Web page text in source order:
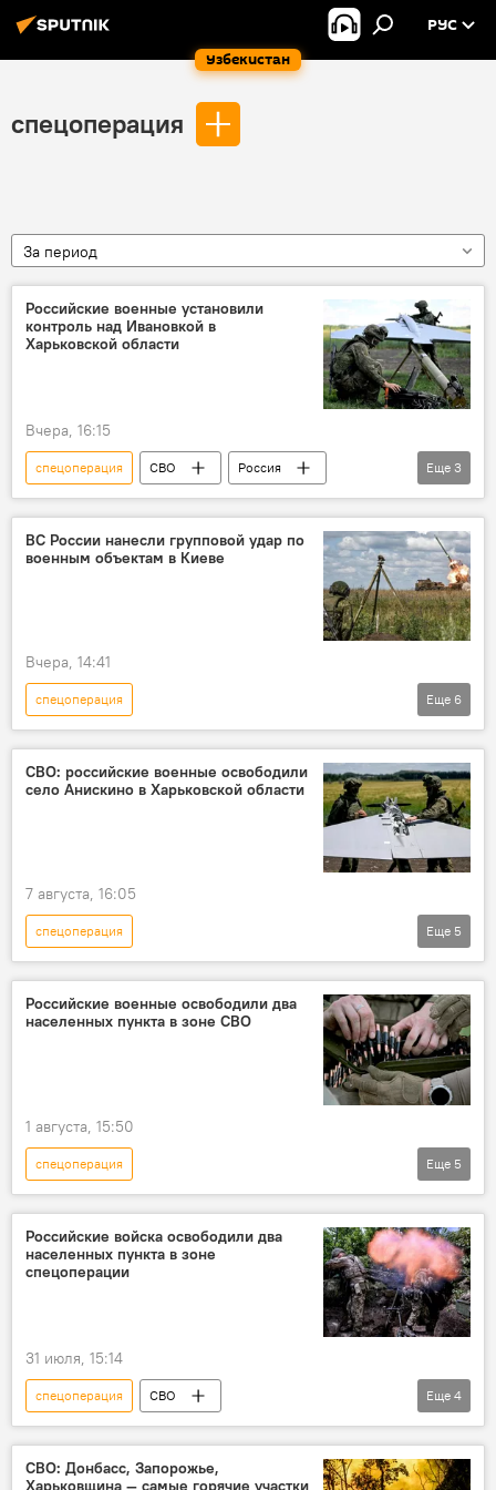
Узбекистан
РУС
спецоперация
За период
Российские военные установили
контроль над Ивановкой в
Харьковской области
Вчера, 16:15
спецоперация СВО
Россия
Украина
Спецоперация России по защите Донбасса
Минобороны РФ
Еще 3
ВС России нанесли групповой удар по
военным объектам в Киеве
Вчера, 14:41
спецоперация
Спецоперация России по защите Донбасса
Россия
Украина
СВО
Минобороны РФ
ВСУ
Еще 6
СВО: российские военные освободили
село Анискино в Харьковской области
7 августа, 16:05
спецоперация
Спецоперация России по защите Донбасса
Россия
Украина
СВО
Минобороны РФ
Еще 5
Российские военные освободили два
населенных пункта в зоне СВО
1 августа, 15:50
спецоперация
Спецоперация России по защите Донбасса
Россия
Минобороны РФ
Еще 5
Российские войска освободили два
населенных пункта в зоне
спецоперации
31 июля, 15:14
спецоперация
СВО
Спецоперация России по защите Донбасса
Россия
Украина Минобороны РФ
Еще 4
СВО: Донбасс, Запорожье,
Харьковщина — самые горячие участки